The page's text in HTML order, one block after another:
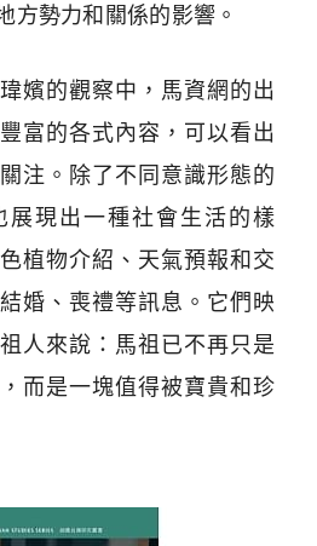
方勢力和關係的影響。
嬪的觀察中，馬資網的出
富的各式內容，可以看出
注。除了不同意識形態的
展現出一種社會生活的樣
植物介紹、天氣預報和交
婚、喪禮等訊息。它們映
人來說：馬祖已不再只是
而是一塊值得被寶貴和珍